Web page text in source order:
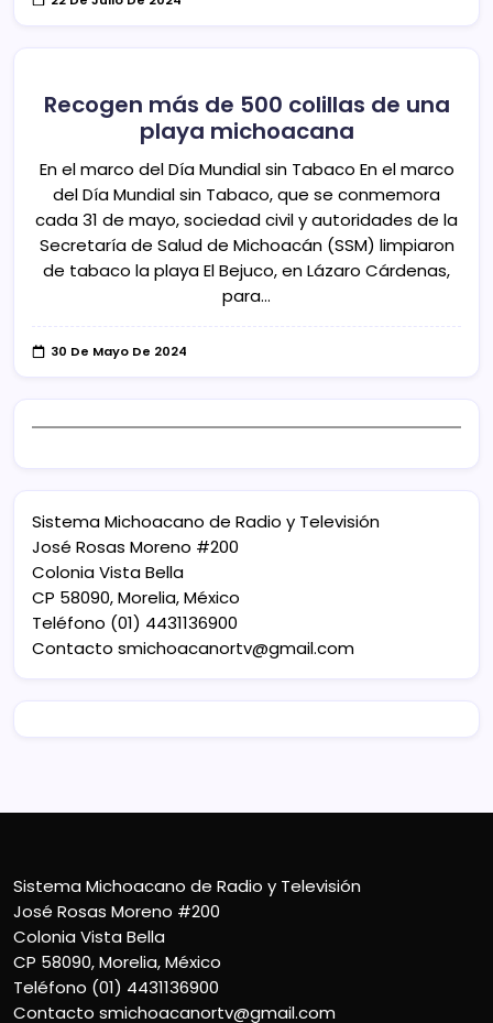
Recogen más de 500 colillas de una
playa michoacana
En el marco del Día Mundial sin Tabaco En el marco
del Día Mundial sin Tabaco, que se conmemora
cada 31 de mayo, sociedad civil y autoridades de la
Secretaría de Salud de Michoacán (SSM) limpiaron
de tabaco la playa El Bejuco, en Lázaro Cárdenas,
para…
30 De Mayo De 2024
Sistema Michoacano de Radio y Televisión
José Rosas Moreno #200
Colonia Vista Bella
CP 58090, Morelia, México
Teléfono (01) 4431136900
Contacto smichoacanortv@gmail.com
Sistema Michoacano de Radio y Televisión
José Rosas Moreno #200
Colonia Vista Bella
CP 58090, Morelia, México
Teléfono (01) 4431136900
Contacto smichoacanortv@gmail.com